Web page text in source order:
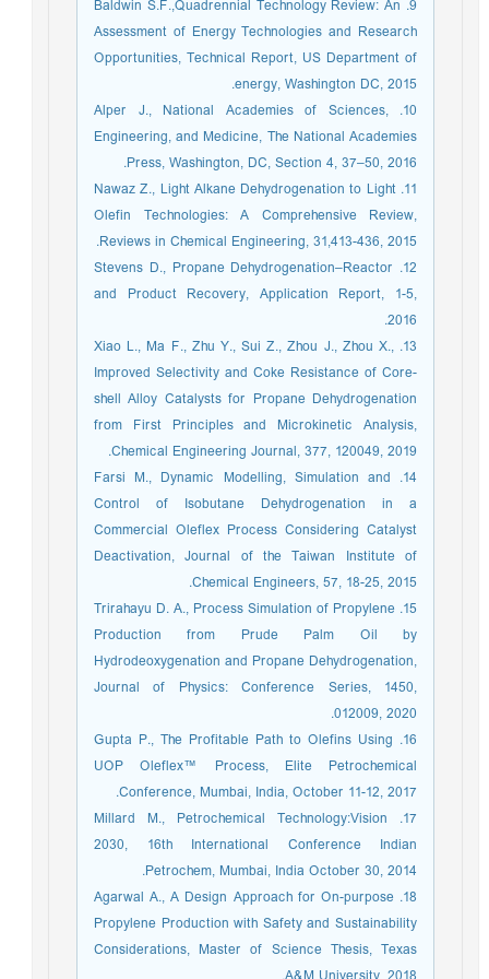
9. Baldwin S.F.,Quadrennial Technology Review: An
Assessment of Energy Technologies and Research
Opportunities, Technical Report, US Department of
energy, Washington DC, 2015.
10. Alper J., National Academies of Sciences,
Engineering, and Medicine, The National Academies
Press, Washington, DC, Section 4, 37–50, 2016.
11. Nawaz Z., Light Alkane Dehydrogenation to Light
Olefin Technologies: A Comprehensive Review,
Reviews in Chemical Engineering, 31,413-436, 2015.
12. Stevens D., Propane Dehydrogenation–Reactor
and Product Recovery, Application Report, 1-5,
2016.
13. Xiao L., Ma F., Zhu Y., Sui Z., Zhou J., Zhou X.,
Improved Selectivity and Coke Resistance of Core-
shell Alloy Catalysts for Propane Dehydrogenation
from First Principles and Microkinetic Analysis,
Chemical Engineering Journal, 377, 120049, 2019.
14. Farsi M., Dynamic Modelling, Simulation and
Control of Isobutane Dehydrogenation in a
Commercial Oleflex Process Considering Catalyst
Deactivation, Journal of the Taiwan Institute of
Chemical Engineers, 57, 18-25, 2015.
15. Trirahayu D. A., Process Simulation of Propylene
Production from Prude Palm Oil by
Hydrodeoxygenation and Propane Dehydrogenation,
Journal of Physics: Conference Series, 1450,
012009, 2020.
16. Gupta P., The Profitable Path to Olefins Using
UOP Oleflex™ Process, Elite Petrochemical
Conference, Mumbai, India, October 11-12, 2017.
17. Millard M., Petrochemical Technology:Vision
2030, 16th International Conference Indian
Petrochem, Mumbai, India October 30, 2014.
18. Agarwal A., A Design Approach for On-purpose
Propylene Production with Safety and Sustainability
Considerations, Master of Science Thesis, Texas